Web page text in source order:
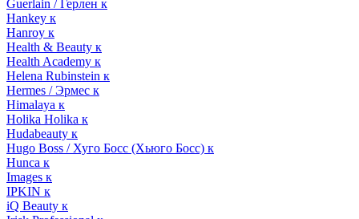
Guerlain / Герлен к
Hankey к
Hanroy к
Health & Beauty к
Health Academy к
Helena Rubinstein к
Hermes / Эрмес к
Himalaya к
Holika Holika к
Hudabeauty к
Hugo Boss / Хуго Босс (Хьюго Босс) к
Hunca к
Images к
IPKIN к
iQ Beauty к